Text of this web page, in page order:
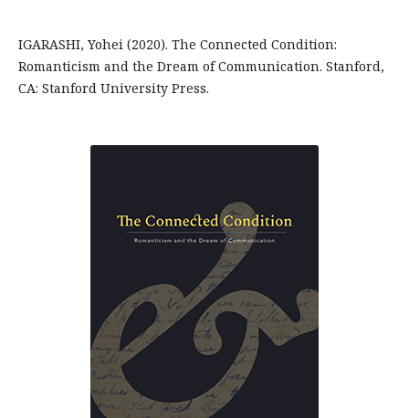
IGARASHI, Yohei (2020). The Connected Condition:
Romanticism and the Dream of Communication. Stanford,
CA: Stanford University Press.